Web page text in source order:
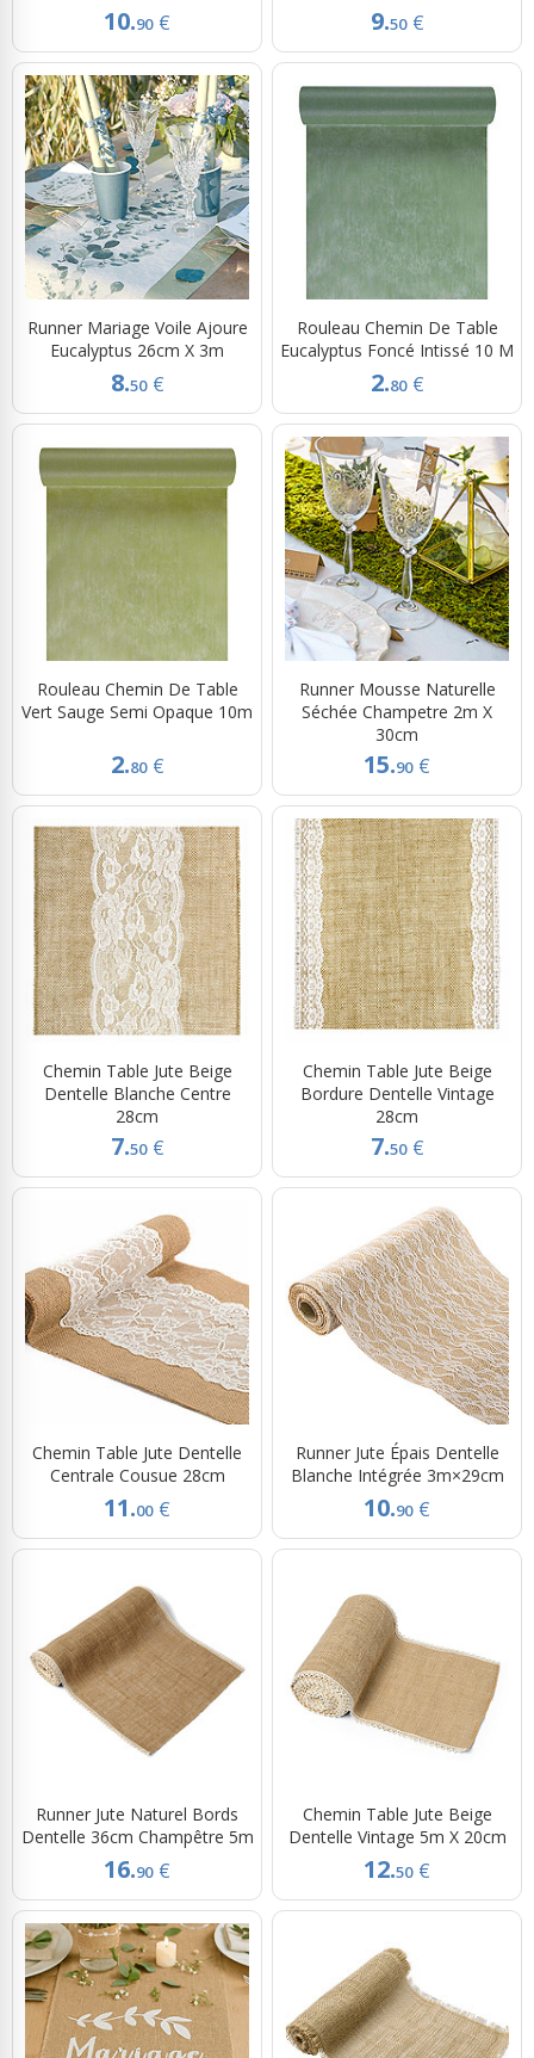
10.90 € 9.50 €
Runner Mariage Voile Ajoure
Eucalyptus 26cm X 3m
8.50 €
Rouleau Chemin De Table
Eucalyptus Foncé Intissé 10 M
2.80 €
Rouleau Chemin De Table
Vert Sauge Semi Opaque 10m
2.80 €
Runner Mousse Naturelle
Séchée Champetre 2m X
30cm
15.90 €
Chemin Table Jute Beige
Dentelle Blanche Centre
28cm
7.50 €
Chemin Table Jute Beige
Bordure Dentelle Vintage
28cm
7.50 €
Chemin Table Jute Dentelle
Centrale Cousue 28cm
11.00 €
Runner Jute Épais Dentelle
Blanche Intégrée 3m×29cm
10.90 €
Runner Jute Naturel Bords
Dentelle 36cm Champêtre 5m
16.90 €
Chemin Table Jute Beige
Dentelle Vintage 5m X 20cm
12.50 €